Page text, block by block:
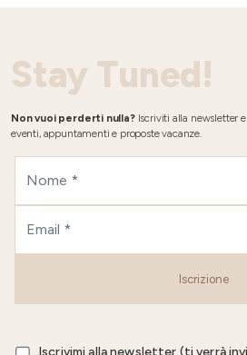
Stay Tuned!
Non vuoi perderti nulla?Iscriviti alla newsletter
eventi, appuntamenti e proposte vacanze.
Iscrizione
Iscrivimi alla newsletter (ti verrà